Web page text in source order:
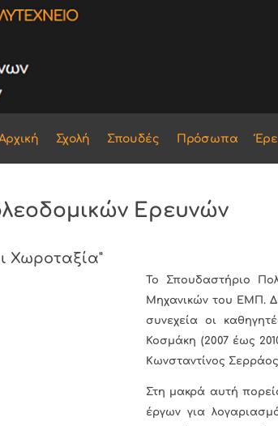
Σχολή Σπουδές Πρόσωπα
Ερευνών
Χωροταξία"
Το Σπουδαστήριο
Μηχανικών του ΕΜΠ.
συνεχεία οι
Κοσμάκη (2007 έως
Κωνσταντίνος
Στη μακρά αυτή
έργων για